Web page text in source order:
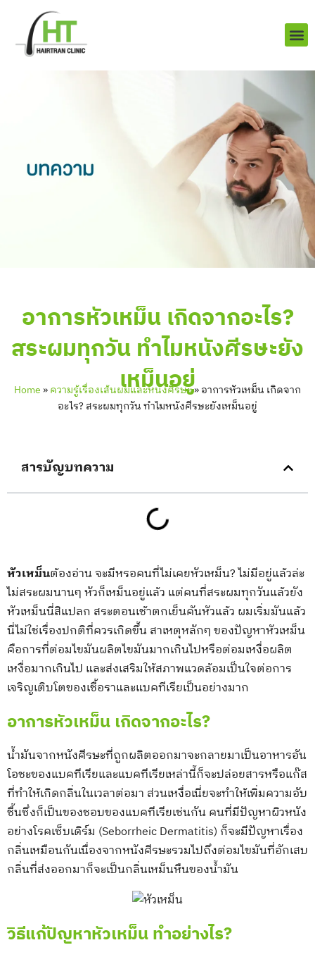
content
อาการหัวเหม็น เกิดจากอะไร?
สระผมทุกวัน ทำไมหนังศีรษะยัง
เหม็นอยู่
Home»ความรู้เรื่องเส้นผมและหนังศีรษะ»อาการหัวเหม็น เกิดจาก
อะไร? สระผมทุกวัน ทำไมหนังศีรษะยังเหม็นอยู่
สารบัญบทความ
หัวเหม็นต้องอ่าน จะมีหรอคนที่ไม่เคยหัวเหม็น? ไม่มีอยู่แล้วล่ะ
ไม่สระผมนานๆ หัวก็เหม็นอยู่แล้ว แต่คนที่สระผมทุกวันแล้วยัง
หัวเหม็นนี่สิแปลก สระตอนเช้าตกเย็นคันหัวแล้ว ผมเริ่มมันแล้ว
นี่ไม่ใช่เรื่องปกติที่ควรเกิดขึ้น สาเหตุหลักๆ ของปัญหาหัวเหม็น
คือการที่ต่อมไขมันผลิตไขมันมากเกินไปหรือต่อมเหงื่อผลิต
เหงื่อมากเกินไป และส่งเสริมให้สภาพแวดล้อมเป็นใจต่อการ
เจริญเติบโตของเชื้อราและแบคทีเรียเป็นอย่างมาก
อาการหัวเหม็น เกิดจากอะไร?
น้ำมันจากหนังศีรษะที่ถูกผลิตออกมาจะกลายมาเป็นอาหารอัน
โอชะของแบคทีเรียและแบคทีเรียเหล่านี้ก็จะปล่อยสารหรือแก๊ส
ที่ทำให้เกิดกลิ่นในเวลาต่อมา ส่วนเหงื่อเนี่ยจะทำให้เพิ่มความอับ
ชื้นซึ่งก็เป็นของชอบของแบคทีเรียเช่นกัน คนที่มีปัญหาผิวหนัง
อย่างโรคเซ็บเดิร์ม (Seborrheic Dermatitis) ก็จะมีปัญหาเรื่อง
กลิ่นเหมือนกันเนื่องจากหนังศีรษะรวมไปถึงต่อมไขมันที่อักเสบ
กลิ่นที่ส่งออกมาก็จะเป็นกลิ่นเหม็นหืนของน้ำมัน
วิธีแก้ปัญหาหัวเหม็น ทำอย่างไร?